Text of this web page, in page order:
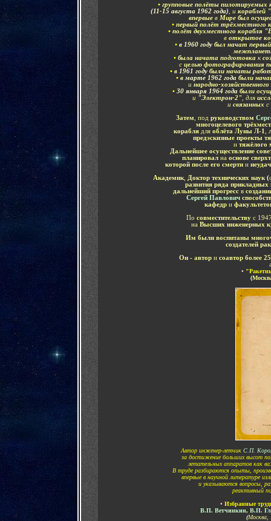
• групповые полёты
(11-15 августа 1962 года) , и кораблей
впервые вМире был
• первый полёт трёхместного
• полёт двухместного корабля
в открытое
• в 1960 году был начат
• была начата подготовка к
с целью фотографирования
• в 1961 году были начаты
• в марте 1962 года были
и народно-
• 30 января 1964 года были
и "Электрон-2" , для
и связанных с
Затем , под руководством
многоцелевого
корабля для облёта Луны Л-1
предэскизные проекты
и тяжёлого
Дальнейшее осуществление
планировал на основе
которой после его смерти и
Академик, Доктор технических наук (
развития ряда
дальнейший прогресс в
Сергей Павлович
кафедр и
По совместительству с
на Высших инженерных
Им были воспитаны
создателей
Он - автор и соавтор более
•
(
Автор инженер-летчик С.П.
за достижение больших высот
летательных аппаратов как
В труде разбираются опыты,
впервые в научной литературе
и указываются вопросы,
реактивный
• Избранные
В.П. Ветчинкин, В.П.
(Москва,